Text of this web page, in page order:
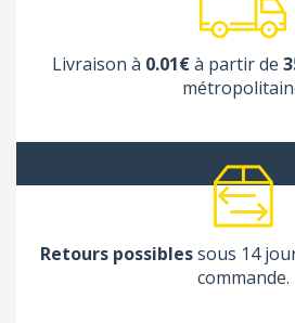
Livraison à 0.01€à partir de
Retours possiblessous 14
commande.